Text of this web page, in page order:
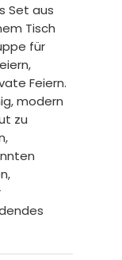
Set aus
Tisch
für
Feiern.
modern
zu